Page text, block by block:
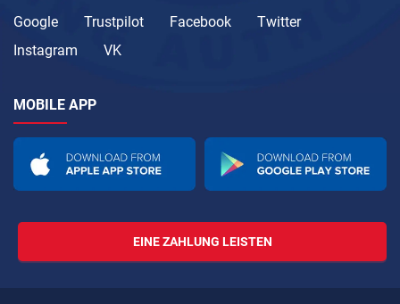
Google Trustpilot Facebook
Twitter
Instagram
VK
MOBILE APP
EINE ZAHLUNG LEISTEN